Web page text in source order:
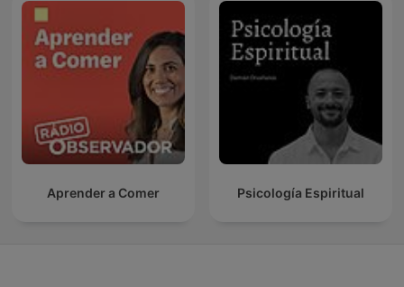
Aprender a Comer Psicología Espiritual